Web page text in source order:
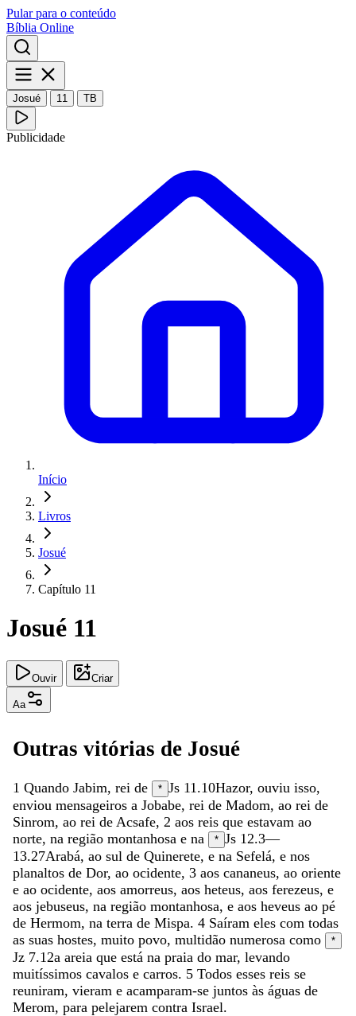
Pular para o conteúdo
Bíblia Online
Josué 11 TB
Publicidade
Início
Livros
Josué
Capítulo 11
Josué 11
Ouvir Criar
Aa
Outras vitórias de Josué
1 Quando Jabim, rei de * Js 11.10Hazor, ouviu isso,
enviou mensageiros a Jobabe, rei de Madom, ao rei de
Sinrom, ao rei de Acsafe, 2 aos reis que estavam ao
norte, na região montanhosa e na * Js 12.3—
13.27Arabá, ao sul de Quinerete, e na Sefelá, e nos
planaltos de Dor, ao ocidente, 3 aos cananeus, ao oriente
e ao ocidente, aos amorreus, aos heteus, aos ferezeus, e
aos jebuseus, na região montanhosa, e aos heveus ao pé
de Hermom, na terra de Mispa. 4 Saíram eles com todas
as suas hostes, muito povo, multidão numerosa como *
Jz 7.12a areia que está na praia do mar, levando
muitíssimos cavalos e carros. 5 Todos esses reis se
reuniram, vieram e acamparam-se juntos às águas de
Merom, para pelejarem contra Israel.